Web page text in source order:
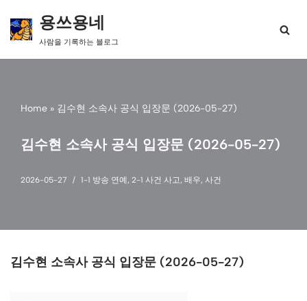
콘
용쓰용네
사람을 기록하는 블로그
Home » 김수현 소속사 공식 입장문 (2026-05-27)
김수현 소속사 공식 입장문 (2026-05-27)
2026-05-27 1-1 방송 연예 , 2-1 사건 사고, 배우, 사건
김수현 소속사 공식 입장문 (2026-05-27)